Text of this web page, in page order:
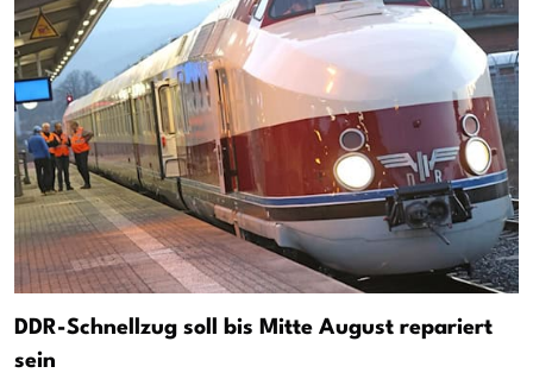
DDR-Schnellzug soll bis Mitte August repariert
sein